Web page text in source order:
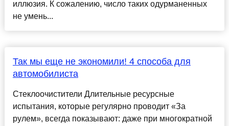
иллюзия. К сожалению, число таких одурманенных
не умень...
Так мы еще не экономили! 4 способа для
автомобилиста
Стеклоочистители Длительные ресурсные
испытания, которые регулярно проводит «За
рулем», всегда показывают: даже при многократной